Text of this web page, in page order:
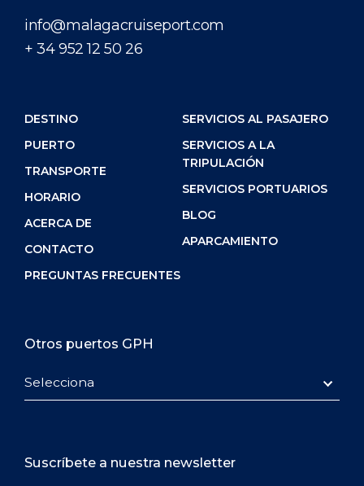
info@malagacruiseport.com
+ 34 952 12 50 26
DESTINO
PUERTO
TRANSPORTE
HORARIO
ACERCA DE
CONTACTO
PREGUNTAS FRECUENTES
SERVICIOS AL PASAJERO
SERVICIOS A LA
TRIPULACIÓN
SERVICIOS PORTUARIOS
BLOG
APARCAMIENTO
Otros puertos GPH
Selecciona
Suscríbete a nuestra newsletter